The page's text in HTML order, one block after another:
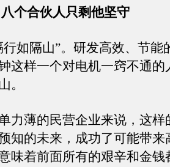
个合伙人只剩他坚守
隔山”。研发高效、节能
这样一个对电机一窍不通的
。
薄的民营企业来说，这样
知的未来，成功了可能带来
味着前面所有的艰辛和金钱